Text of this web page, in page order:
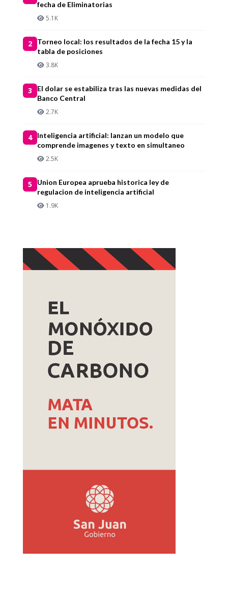
fecha de Eliminatorias
5.1K
2
Torneo local: los resultados de la fecha 15 y la
tabla de posiciones
3.8K
3
El dolar se estabiliza tras las nuevas medidas del
Banco Central
2.7K
4
Inteligencia artificial: lanzan un modelo que
comprende imagenes y texto en simultaneo
2.5K
5
Union Europea aprueba historica ley de
regulacion de inteligencia artificial
1.9K